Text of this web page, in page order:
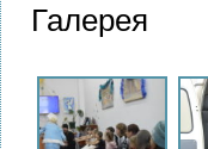
Галерея